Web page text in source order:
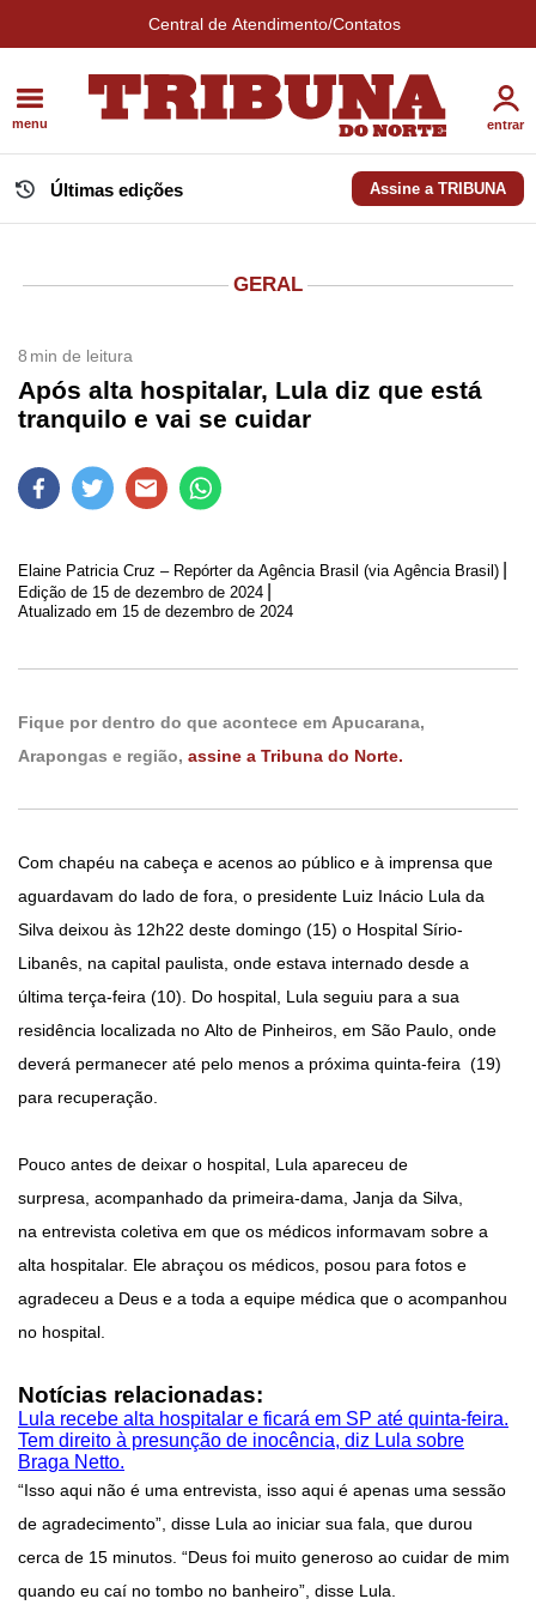
Central de Atendimento/Contatos
menu entrar
Últimas edições Assine a TRIBUNA
GERAL
8 min de leitura
Após alta hospitalar, Lula diz que está
tranquilo e vai se cuidar
Elaine Patricia Cruz – Repórter da Agência Brasil (via Agência Brasil)
Edição de 15 de dezembro de 2024
Atualizado em 15 de dezembro de 2024
Fique por dentro do que acontece em Apucarana,
Arapongas e região, assine a Tribuna do Norte.
Com chapéu na cabeça e acenos ao público e à imprensa que
aguardavam do lado de fora, o presidente Luiz Inácio Lula da
Silva deixou às 12h22 deste domingo (15) o Hospital Sírio-
Libanês, na capital paulista, onde estava internado desde a
última terça-feira (10). Do hospital, Lula seguiu para a sua
residência localizada no Alto de Pinheiros, em São Paulo, onde
deverá permanecer até pelo menos a próxima quinta-feira (19)
para recuperação.
Pouco antes de deixar o hospital, Lula apareceu de
surpresa, acompanhado da primeira-dama, Janja da Silva,
na entrevista coletiva em que os médicos informavam sobre a
alta hospitalar. Ele abraçou os médicos, posou para fotos e
agradeceu a Deus e a toda a equipe médica que o acompanhou
no hospital.
Notícias relacionadas:
Lula recebe alta hospitalar e ficará em SP até quinta-feira.
Tem direito à presunção de inocência, diz Lula sobre
Braga Netto.
“Isso aqui não é uma entrevista, isso aqui é apenas uma sessão
de agradecimento”, disse Lula ao iniciar sua fala, que durou
cerca de 15 minutos. “Deus foi muito generoso ao cuidar de mim
quando eu caí no tombo no banheiro”, disse Lula.